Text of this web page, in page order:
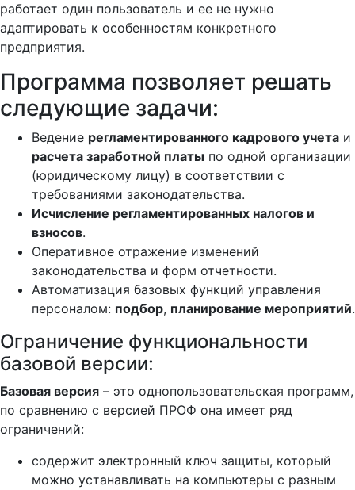
работает один пользователь и ее не нужно
адаптировать к особенностям конкретного
предприятия.
Программа позволяет решать
следующие задачи:
Ведение регламентированного кадрового учета и
расчета заработной платы по одной организации
(юридическому лицу) в соответствии с
требованиями законодательства.
Исчисление регламентированных налогов и
взносов.
Оперативное отражение изменений
законодательства и форм отчетности.
Автоматизация базовых функций управления
персоналом: подбор, планирование мероприятий.
Ограничение функциональности
базовой версии:
Базовая версия – это однопользовательская программ,
по сравнению с версией ПРОФ она имеет ряд
ограничений:
содержит электронный ключ защиты, который
можно устанавливать на компьютеры с разным